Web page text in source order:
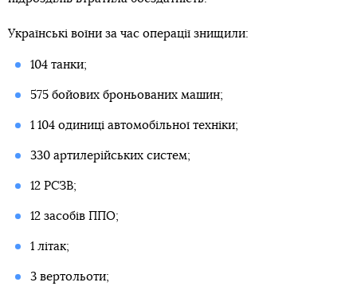
Українські воїни за час операції знищили:
104 танки;
575 бойових броньованих машин;
1 104 одиниці автомобільної техніки;
330 артилерійських систем;
12 РСЗВ;
12 засобів ППО;
1 літак;
3 вертольоти;